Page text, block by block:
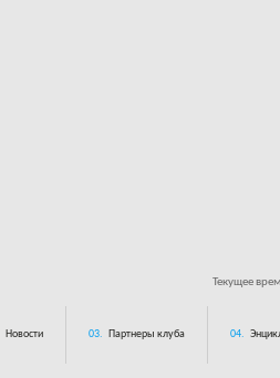
Текущее
Новости 03. Партнеры клуба 04.